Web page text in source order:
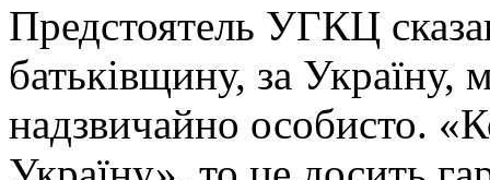
Предстоятель УГКЦ
батьківщину, за Україну,
надзвичайно особисто.